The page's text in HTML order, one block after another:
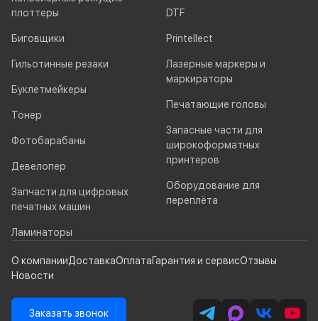
плоттеры
Биговщики
Гильотинные резаки
Буклетмейкеры
Тонер
Фотобарабаны
Девелопер
Запчасти для цифровых
печатных машин
Ламинаторы
DTF
Printellect
Лазерные маркеры и
маркираторы
Печатающие головы
Запасные части для
широкоформатных
принтеров
Оборудование для
переплёта
О компанииДоставкаОплатаГарантия и сервисОтзывы
Новости
Заказать звонок